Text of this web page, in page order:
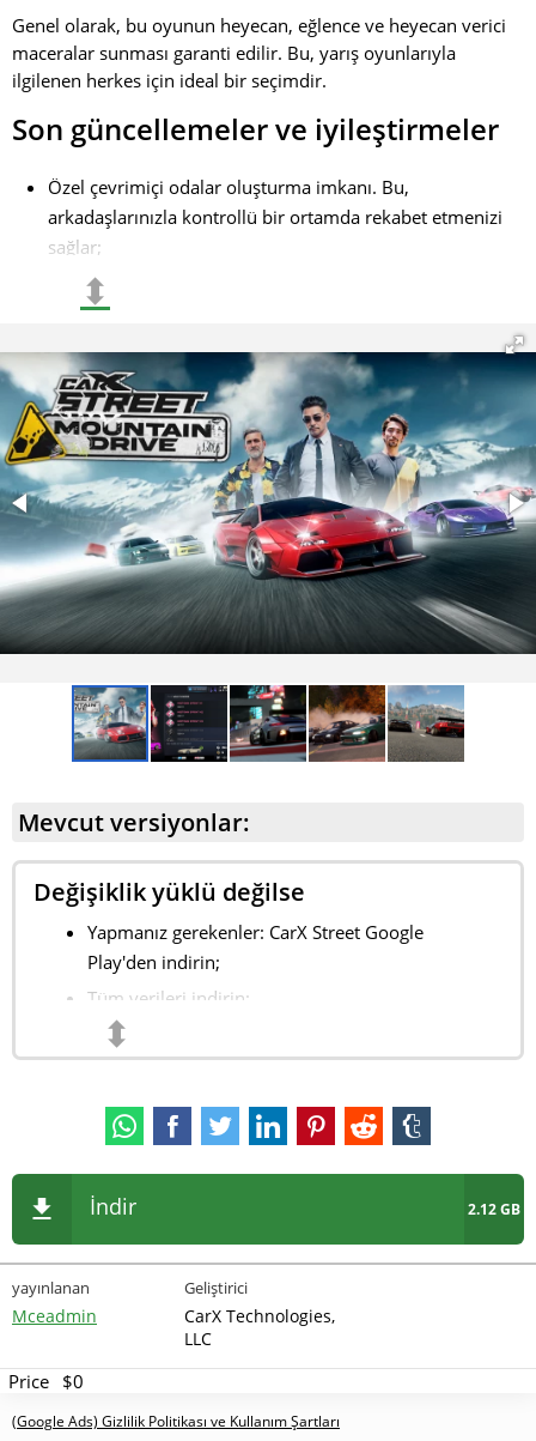
Genel olarak, bu oyunun heyecan, eğlence ve heyecan verici
maceralar sunması garanti edilir. Bu, yarış oyunlarıyla
ilgilenen herkes için ideal bir seçimdir.
Son güncellemeler ve iyileştirmeler
Özel çevrimiçi odalar oluşturma imkanı. Bu,
arkadaşlarınızla kontrollü bir ortamda rekabet etmenizi
sağlar;
Bu güncellemede düşük profilli lastiklerin tanıtımı
gerçek bir atılım oldu. Bu lastikler profil yüksekliğini
azaltarak aracınıza şık ve agresif bir görünüm kazandırır;
Yeni üç araba: AR8, M90 ve HS2. Bu arabaların her biri
benzersiz sürüş dinamikleri ve özelleştirme seçenekleri
sunar;
Dream Creator, Grand Shine, Bullet Impact, Modern
Enma, Flex Extreme ve Fiery Blast dahil altı yeni özel
teklif. Bu teklifler özel eşyalar ve iyileştirmeler sağlar;
⬍
Mevcut versiyonlar:
Değişiklik yüklü değilse
Yapmanız gerekenler: CarX Street Google
Play'den indirin;
Tüm verileri indirin;
Orijinal sürümü kaldırın;
⬍
İndir 2.12 GB
yayınlanan
Mceadmin
Geliştirici
CarX Technologies,
LLC
Price $0
(Google Ads) Gizlilik Politikası ve Kullanım Şartları